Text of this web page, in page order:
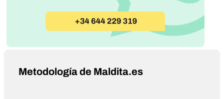
Metodología de Maldita.es